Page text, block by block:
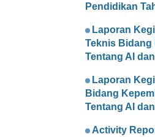
Pendidikan
Laporan
Teknis Bidang
Tentang AI
Laporan
Bidang
Tentang AI
Activity